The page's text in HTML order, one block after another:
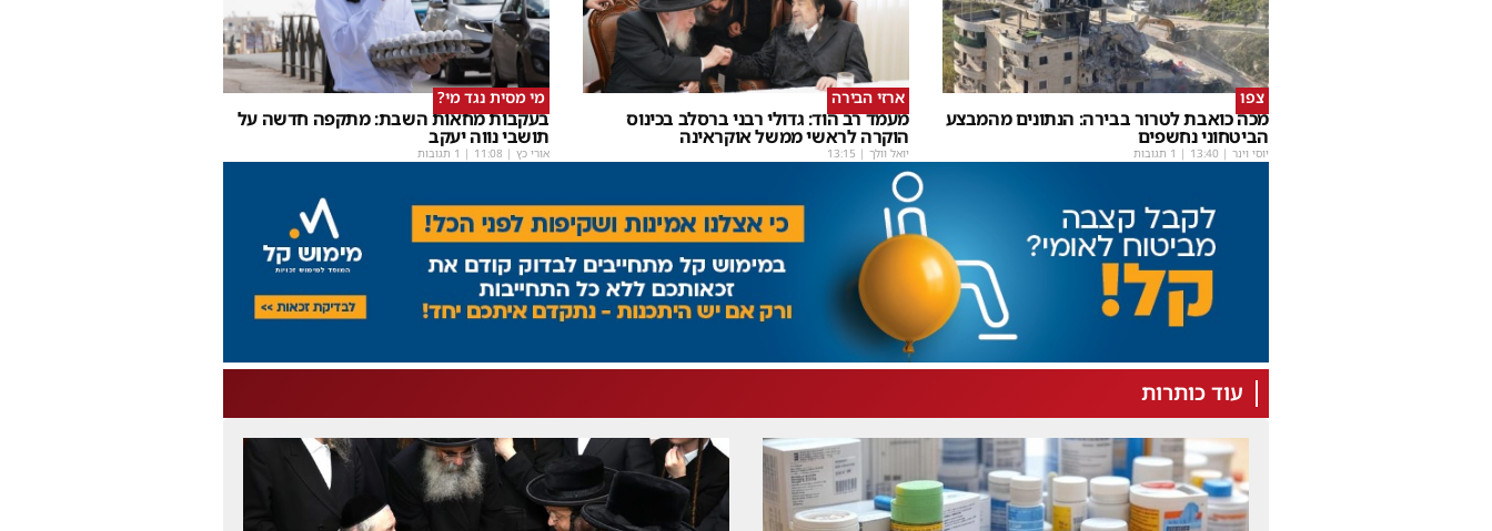
צפו
מכה כואבת לטרור בבירה: הנתונים מהמבצע
הביטחוני נחשפים
יוסי וינר |
13:40 | 1 תגובות
ארזי הבירה
מעמד רב הוד: גדולי רבני ברסלב בכינוס
הוקרה לראשי ממשל אוקראינה
יואל וולך |
13:15
מי מסית נגד מי?
בעקבות מחאות השבת: מתקפה חדשה על
תושבי נווה יעקב
אורי כץ |
11:08 | 1 תגובות
עוד כותרות